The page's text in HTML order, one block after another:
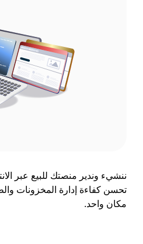
ننشيء وندير منصتك للبيع عبر
تحسن كفاءة إدارة المخزونات
مكان واحد.